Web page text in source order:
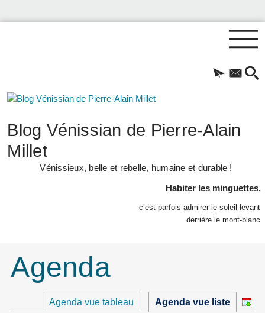
Blog Vénissian de Pierre-Alain
Millet
Vénissieux, belle et rebelle, humaine et durable !
Habiter les minguettes,
c’est parfois admirer le soleil levant
derrière le mont-blanc
Agenda
Agenda vue tableau Agenda vue liste